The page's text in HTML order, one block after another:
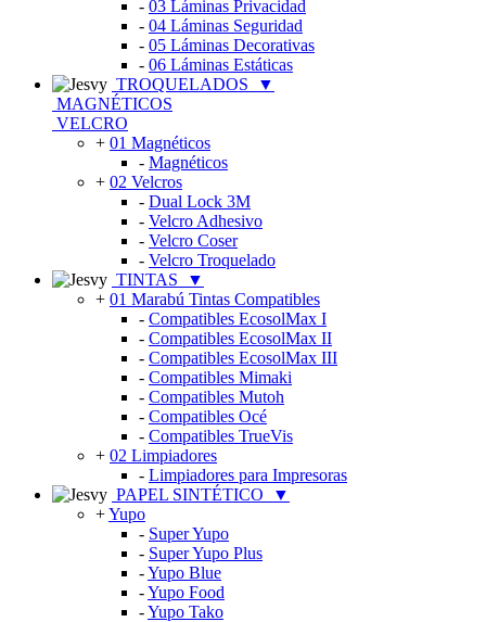
- 03 Láminas Privacidad
- 04 Láminas Seguridad
- 05 Láminas Decorativas
- 06 Láminas Estáticas
TROQUELADOS
▼
MAGNÉTICOS
VELCRO
+ 01 Magnéticos
- Magnéticos
+ 02 Velcros
- Dual Lock 3M
- Velcro Adhesivo
- Velcro Coser
- Velcro Troquelado
TINTAS
▼
+ 01 Marabú Tintas Compatibles
- Compatibles EcosolMax I
- Compatibles EcosolMax II
- Compatibles EcosolMax III
- Compatibles Mimaki
- Compatibles Mutoh
- Compatibles Océ
- Compatibles TrueVis
+ 02 Limpiadores
- Limpiadores para Impresoras
PAPEL SINTÉTICO
▼
+Yupo
- Super Yupo
- Super Yupo Plus
-Yupo Blue
-Yupo Food
-Yupo Tako